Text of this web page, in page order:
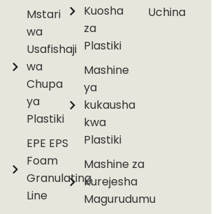
Mstari
wa
Usafishaji
wa
Chupa
ya
Plastiki
EPE EPS
Foam
Granulating
Line
Kuosha
za
Plastiki
Mashine
ya
kukausha
kwa
Plastiki
Mashine za
Kurejesha
Magurudumu
Uchina